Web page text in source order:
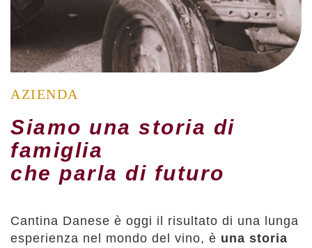
AZIENDA
Siamo una storia di
famiglia
che parla di futuro
Cantina Danese è oggi il risultato di una lunga
esperienza nel mondo del vino, è una storia